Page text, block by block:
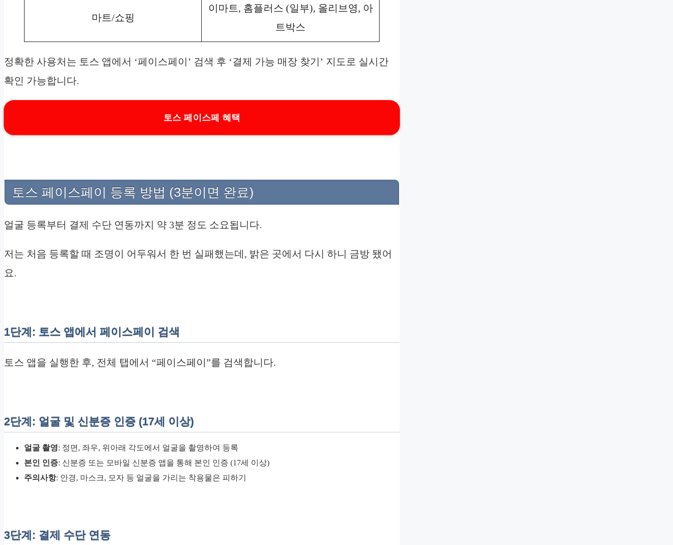
마트/쇼핑
이마트, 홈플러스 (일부), 올리브영, 아
트박스
정확한 사용처는 토스 앱에서 ‘페이스페이’ 검색 후 ‘결제 가능 매장 찾기’ 지도로 실시간
확인 가능합니다.
토스 페이스페 혜택
토스 페이스페이 등록 방법 (3분이면 완료)
얼굴 등록부터 결제 수단 연동까지 약 3분 정도 소요됩니다.
저는 처음 등록할 때 조명이 어두워서 한 번 실패했는데, 밝은 곳에서 다시 하니 금방 됐어
요.
1단계: 토스 앱에서 페이스페이 검색
토스 앱을 실행한 후, 전체 탭에서 “페이스페이”를 검색합니다.
2단계: 얼굴 및 신분증 인증 (17세 이상)
얼굴 촬영: 정면, 좌우, 위아래 각도에서 얼굴을 촬영하여 등록
본인 인증: 신분증 또는 모바일 신분증 앱을 통해 본인 인증 (17세 이상)
주의사항: 안경, 마스크, 모자 등 얼굴을 가리는 착용물은 피하기
3단계: 결제 수단 연동